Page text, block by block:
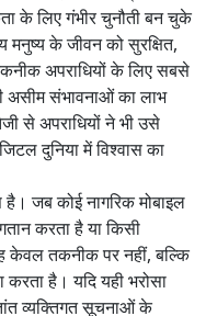
के लिए गंभीर चुनौती बन चुके
मनुष्य के जीवन को सुरक्षित,
अपराधियों के लिए सबसे
असीम संभावनाओं का लाभ
से अपराधियों ने भी उसे
दुनिया में विश्वास का
जब कोई नागरिक मोबाइल
करता है या किसी
केवल तकनीक पर नहीं, बल्कि
करता है। यदि यही भरोसा
व्यक्तिगत सूचनाओं के